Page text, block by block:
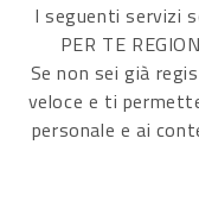
I seguenti servizi
PER TE
Se non sei già
veloce e ti
personale e ai